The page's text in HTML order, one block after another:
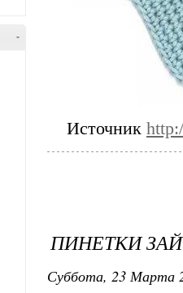
-
Источник
ПИНЕТКИ
Суббота, 23 Марта